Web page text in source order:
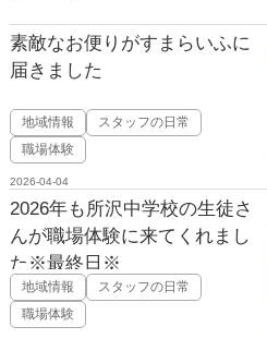
素敵なお便りがすまらいふに
届きました
地域情報
スタッフの日常
職場体験
2026-04-04
2026年も所沢中学校の生徒さ
んが職場体験に来てくれまし
た※最終日※
地域情報
スタッフの日常
職場体験